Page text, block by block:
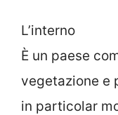
L’interno
È un paese
vegetazione e
in particolar